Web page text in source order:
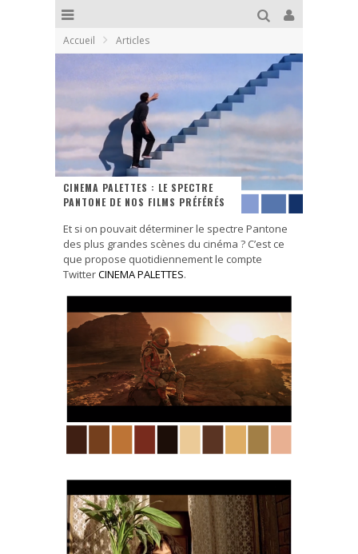
Accueil Articles
CINEMA PALETTES : LE SPECTRE
PANTONE DE NOS FILMS PRÉFÉRÉS
Et si on pouvait déterminer le spectre Pantone
des plus grandes scènes du cinéma ? C’est ce
que propose quotidiennement le compte
TwitterCINEMA PALETTES.